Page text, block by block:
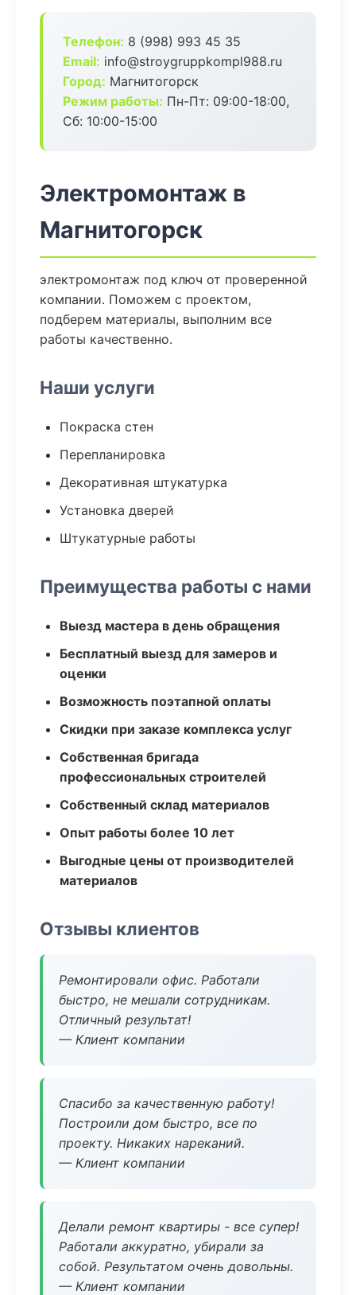
Телефон: 8 (998) 993 45 35
Email: info@stroygruppkompl988.ru
Город: Магнитогорск
Режим работы: Пн-Пт: 09:00-18:00,
Сб: 10:00-15:00
Электромонтаж в
Магнитогорск
электромонтаж под ключ от проверенной
компании. Поможем с проектом,
подберем материалы, выполним все
работы качественно.
Наши услуги
Покраска стен
Перепланировка
Декоративная штукатурка
Установка дверей
Штукатурные работы
Преимущества работы с нами
Выезд мастера в день обращения
Бесплатный выезд для замеров и
оценки
Возможность поэтапной оплаты
Скидки при заказе комплекса услуг
Собственная бригада
профессиональных строителей
Собственный склад материалов
Опыт работы более 10 лет
Выгодные цены от производителей
материалов
Отзывы клиентов
Ремонтировали офис. Работали
быстро, не мешали сотрудникам.
Отличный результат!
— Клиент компании
Спасибо за качественную работу!
Построили дом быстро, все по
проекту. Никаких нареканий.
— Клиент компании
Делали ремонт квартиры - все супер!
Работали аккуратно, убирали за
собой. Результатом очень довольны.
— Клиент компании